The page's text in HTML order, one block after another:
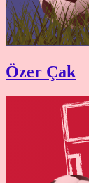
Özer Çak